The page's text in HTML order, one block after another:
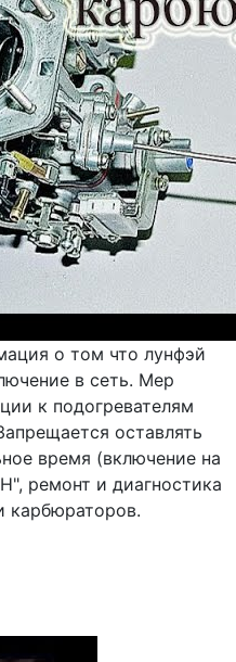
о том что лунфэй
в сеть. Мер
к подогревателям
оставлять
время (включение на
ремонт и диагностика
карбюраторов.